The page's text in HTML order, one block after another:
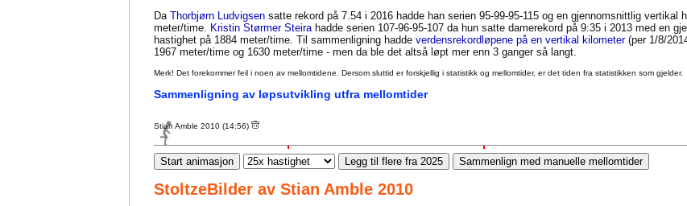
Da Thorbjørn Ludvigsen satte rekord på 7.54 i 2016 hadde han serien 95-99-95-115 og en gjennomsnittlig vertikal
meter/time. Kristin Størmer Steirahadde serien 107-96-95-107 da hun satte damerekord på 9:35 i 2013 med en
hastighet på 1884 meter/time. Til sammenligning hadde verdensrekordløpene på en vertikal kilometer(per 1/8/
1967 meter/time og 1630 meter/time - men da ble det altså løpt mer enn 3 ganger så langt.
Merk! Det forekommer feil i noen av mellomtidene. Dersom sluttid er forskjellig i statistikk og mellomtider, er det tiden fra statistikken som gjelder.
Sammenligning av løpsutvikling utfra mellomtider
Stian Amble 2010 (14:56)
Start animasjon Legg til flere fra 2025 Sammenlign med manuelle mellomtider
StoltzeBilder av Stian Amble 2010